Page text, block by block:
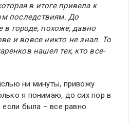
в итоге привела к
последствиям. До
в городе, похоже, давно
и вовсе никто не знал. То
нашел тех, кто все-
ни минуты, привожу
я понимаю, до сих пор в
была – все равно.